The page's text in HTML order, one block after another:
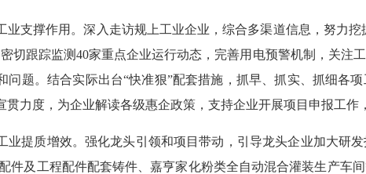
撑作用。深入走访规上工业企业，综合多渠道信息，努力挖
切跟踪监测40家重点企业运行动态，完善用电预警机制，关注
问题。结合实际出台“快准狠”配套措施，抓早、抓实、抓细各
力度，为企业解读各级惠企政策，支持企业开展项目申报工作
提质增效。强化龙头引领和项目带动，引导龙头企业加大研
件及工程配件配套铸件、嘉亨家化粉类全自动混合灌装生产车